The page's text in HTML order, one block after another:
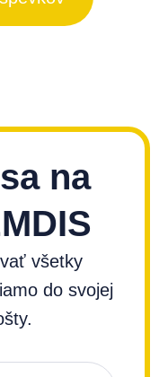
na
všetky
do svojej